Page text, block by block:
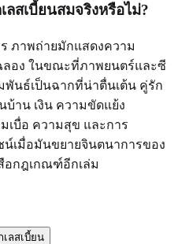
สเบี้ยนสมจริงหรือไม่?
ภาพถ่ายมักแสดงความ
ลอง ในขณะที่ภาพยนตร์และซี
พันธ์เป็นฉากที่น่าตื่นเต้น คู่รัก
บ้าน เงิน ความขัดแย้ง
เบื่อ ความสุข และการ
เมื่อมันขยายจินตนาการของ
อกฎเกณฑ์อีกเล่ม
ลสเบี้ยน